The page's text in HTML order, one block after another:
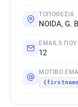
ΤΟΠΟΘΕΣΊΑ
NOIDA, G.
EMAILS
12
ΜΟΤΊΒΟ